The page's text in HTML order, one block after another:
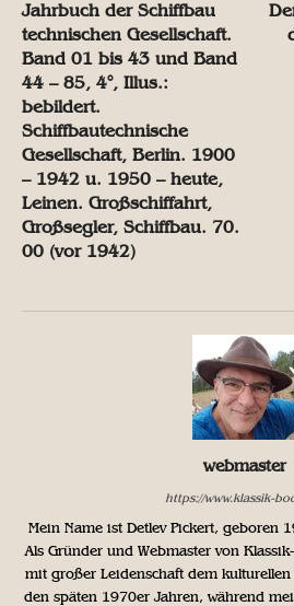
Jahrbuch der Schiffbau
technischen Gesellschaft.
Band 01 bis 43 und Band
44 – 85, 4°, Illus.:
bebildert.
Schiffbautechnische
Gesellschaft, Berlin. 1900
– 1942 u. 1950 – heute,
Leinen. Großschiffahrt,
Großsegler, Schiffbau. 70.
00 (vor 1942)
webmaster
https://www.klassik-
Mein Name ist Detlev Pickert, geboren
Als Gründer und Webmaster von
mit großer Leidenschaft dem kulturellen
den späten 1970er Jahren, während